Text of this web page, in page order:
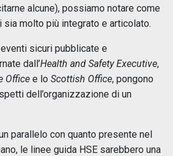
alcune), possiamo notare come
sia molto più integrato e articolato.
sicuri pubblicate e
dall’Health and Safety Executive,
Office e lo Scottish Office, pongono
dell’organizzazione di un
parallelo con quanto presente nel
le linee guida HSE sarebbero una